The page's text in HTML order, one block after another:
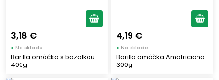
3,18 €
● Na sklade
Barilla omáčka s bazalkou
400g
4,19 €
● Na sklade
Barilla omáčka Amatriciana
300g